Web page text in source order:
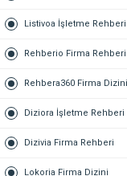
Listivoa İşletme Rehberi
Rehberio Firma Rehberi
Rehbera360 Firma Dizini
Diziora İşletme Rehberi
Dizivia Firma Rehberi
Lokoria Firma Dizini